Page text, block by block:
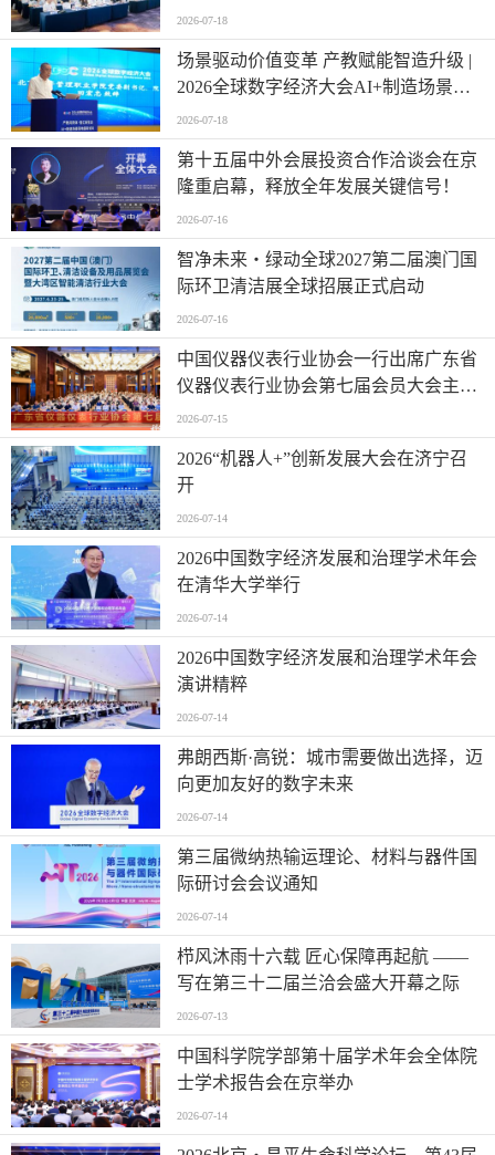
成功举办
2026-07-18
场景驱动价值变革 产教赋能智造升级 |
2026全球数字经济大会AI+制造场景落
地国际论坛成功举办
2026-07-18
第十五届中外会展投资合作洽谈会在京
隆重启幕，释放全年发展关键信号！
2026-07-16
智净未来・绿动全球2027第二届澳门国
际环卫清洁展全球招展正式启动
2026-07-16
中国仪器仪表行业协会一行出席广东省
仪器仪表行业协会第七届会员大会主题
活动并进行走访交流
2026-07-15
2026“机器人+”创新发展大会在济宁召
开
2026-07-14
2026中国数字经济发展和治理学术年会
在清华大学举行
2026-07-14
2026中国数字经济发展和治理学术年会
演讲精粹
2026-07-14
弗朗西斯·高锐：城市需要做出选择，迈
向更加友好的数字未来
2026-07-14
第三届微纳热输运理论、材料与器件国
际研讨会会议通知
2026-07-14
栉风沐雨十六载 匠心保障再起航 ——
写在第三十二届兰洽会盛大开幕之际
2026-07-13
中国科学院学部第十届学术年会全体院
士学术报告会在京举办
2026-07-14